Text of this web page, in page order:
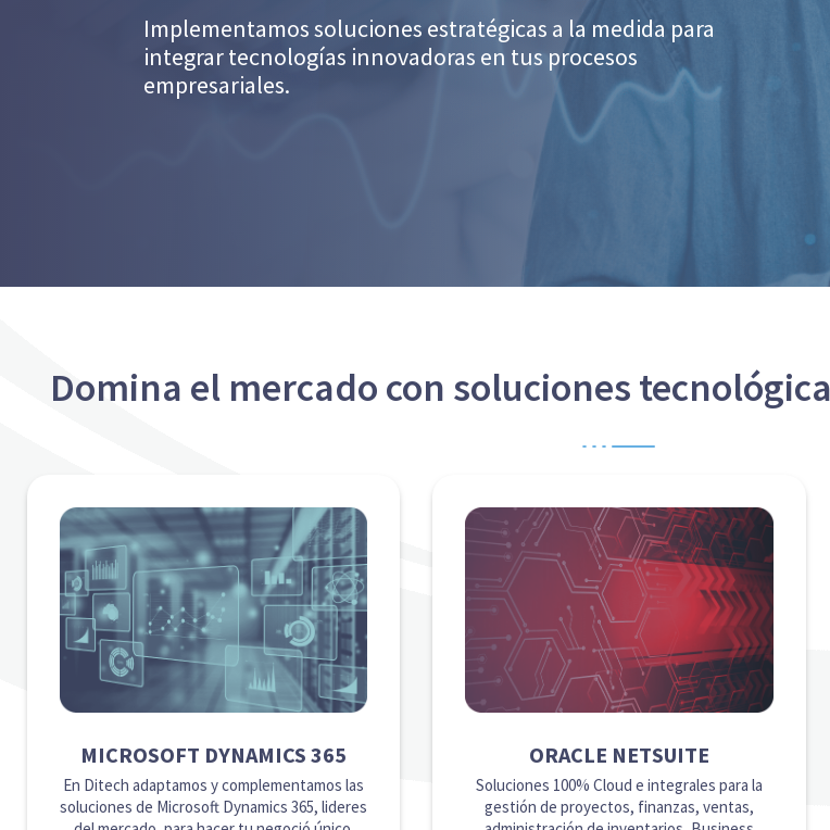
Implementamos soluciones estratégicas a la medida para
integrar tecnologías innovadoras en tus procesos
empresariales.
Domina el mercado con soluciones
MICROSOFT DYNAMICS 365
En Ditech adaptamos y complementamos las
soluciones de Microsoft Dynamics 365, lideres
ORACLE NETSUITE
Soluciones 100% Cloud e integrales para la
gestión de proyectos, finanzas, ventas,